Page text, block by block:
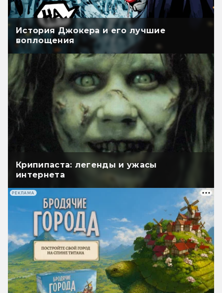
История Джокера и его лучшие
воплощения
Крипипаста: легенды и ужасы
интернета
РЕКЛАМА